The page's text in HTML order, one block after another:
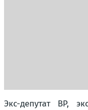
Экс-депутат ВР,